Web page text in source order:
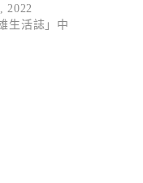
2022
生活誌」中